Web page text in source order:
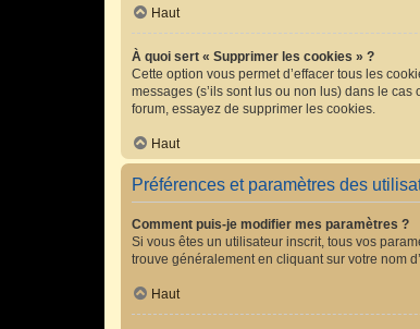
Haut
À quoi sert « Supprimer les cookies » ?
Cette option vous permet d’effacer tous les
messages (s’ils sont lus ou non lus) dans le
forum, essayez de supprimer les cookies.
Haut
Préférences et paramètres des
Comment puis-je modifier mes paramètres ?
Si vous êtes un utilisateur inscrit, tous vos
trouve généralement en cliquant sur votre nom
Haut